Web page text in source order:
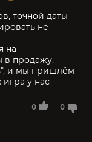
0 0
точной даты
не
на
в продажу.
и мы пришлём
игра у нас